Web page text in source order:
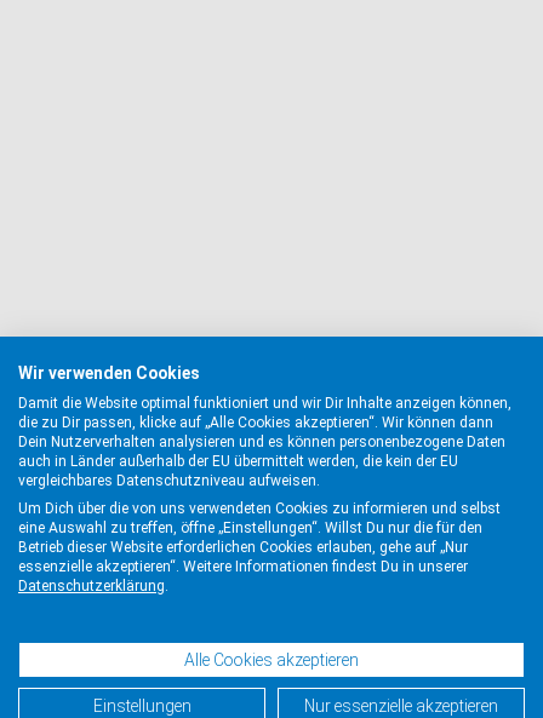
Wir verwenden Cookies
Damit die Website optimal funktioniert und wir Dir Inhalte anzeigen können,
die zu Dir passen, klicke auf „Alle Cookies akzeptieren“. Wir können dann
Dein Nutzerverhalten analysieren und es können personenbezogene Daten
auch in Länder außerhalb der EU übermittelt werden, die kein der EU
vergleichbares Datenschutzniveau aufweisen.
Um Dich über die von uns verwendeten Cookies zu informieren und selbst
eine Auswahl zu treffen, öffne „Einstellungen“. Willst Du nur die für den
Betrieb dieser Website erforderlichen Cookies erlauben, gehe auf „Nur
essenzielle akzeptieren“. Weitere Informationen findest Du in unserer
Datenschutzerklärung.
Alle Cookies akzeptieren
Einstellungen Nur essenzielle akzeptieren